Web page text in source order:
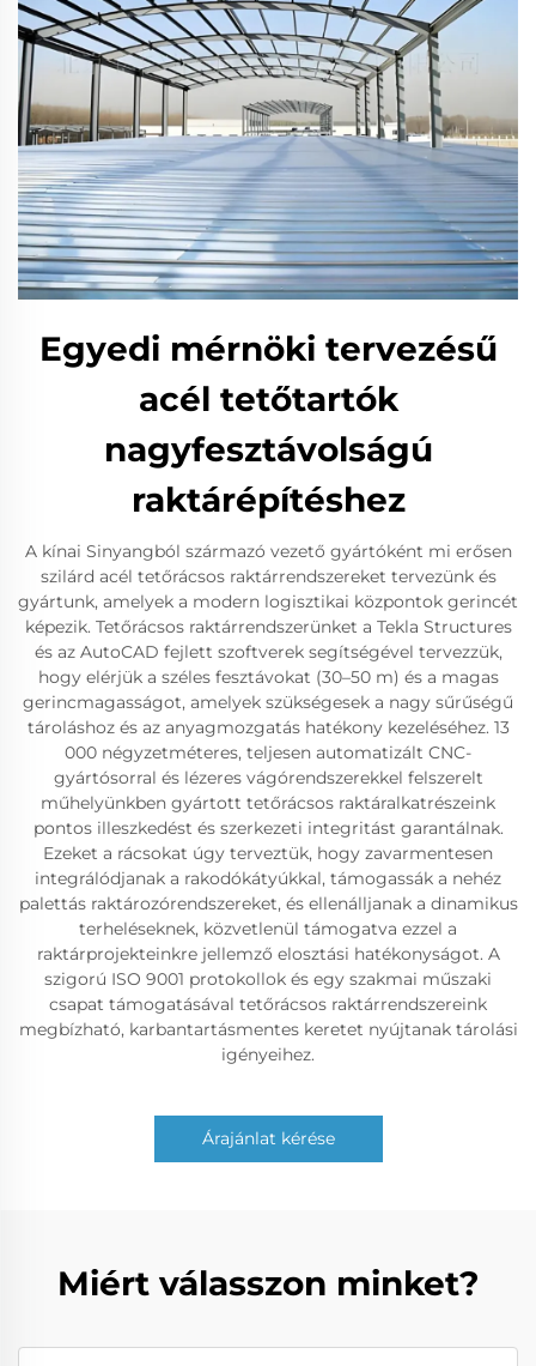
Egyedi mérnöki tervezésű
acél tetőtartók
nagyfesztávolságú
raktárépítéshez
A kínai Sinyangból származó vezető gyártóként mi erősen
szilárd acél tetőrácsos raktárrendszereket tervezünk és
gyártunk, amelyek a modern logisztikai központok gerincét
képezik. Tetőrácsos raktárrendszerünket a Tekla Structures
és az AutoCAD fejlett szoftverek segítségével tervezzük,
hogy elérjük a széles fesztávokat (30–50 m) és a magas
gerincmagasságot, amelyek szükségesek a nagy sűrűségű
tároláshoz és az anyagmozgatás hatékony kezeléséhez. 13
000 négyzetméteres, teljesen automatizált CNC-
gyártósorral és lézeres vágórendszerekkel felszerelt
műhelyünkben gyártott tetőrácsos raktáralkatrészeink
pontos illeszkedést és szerkezeti integritást garantálnak.
Ezeket a rácsokat úgy terveztük, hogy zavarmentesen
integrálódjanak a rakodókátyúkkal, támogassák a nehéz
palettás raktározórendszereket, és ellenálljanak a dinamikus
terheléseknek, közvetlenül támogatva ezzel a
raktárprojekteinkre jellemző elosztási hatékonyságot. A
szigorú ISO 9001 protokollok és egy szakmai műszaki
csapat támogatásával tetőrácsos raktárrendszereink
megbízható, karbantartásmentes keretet nyújtanak tárolási
igényeihez.
Árajánlat kérése
Miért válasszon minket?